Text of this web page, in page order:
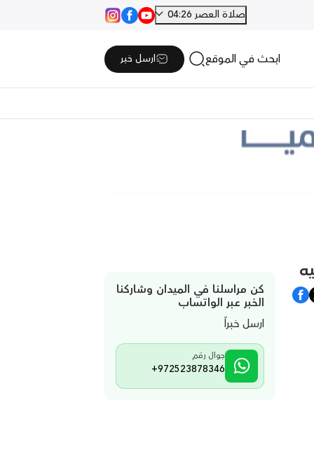
صلاة العصر 04:26
ابحث في الموقع ارسل خبر
كن مراسلنا في الميدان وشاركنا
الخبر عبر الواتساب
ارسل خبراً
جوال رقم
+972523878346